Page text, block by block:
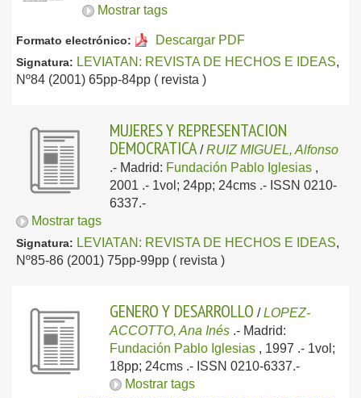
Mostrar tags
Formato electrónico: Descargar PDF
Signatura: LEVIATAN: REVISTA DE HECHOS E IDEAS,
Nº84 (2001) 65pp-84pp ( revista )
MUJERES Y REPRESENTACION
DEMOCRATICA /RUIZ MIGUEL, Alfonso
.- Madrid: Fundación Pablo Iglesias ,
2001 .- 1vol; 24pp; 24cms .- ISSN 0210-
6337.-
Mostrar tags
Signatura: LEVIATAN: REVISTA DE HECHOS E IDEAS,
Nº85-86 (2001) 75pp-99pp ( revista )
GENERO Y DESARROLLO /LOPEZ-
ACCOTTO, Ana Inés .- Madrid:
Fundación Pablo Iglesias , 1997 .- 1vol;
18pp; 24cms .- ISSN 0210-6337.-
Mostrar tags